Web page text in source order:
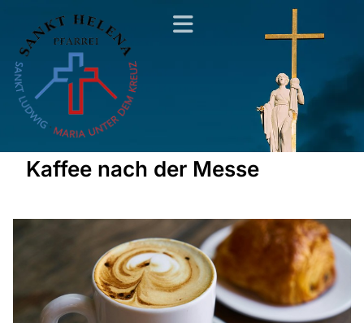
Kaffee nach der Messe